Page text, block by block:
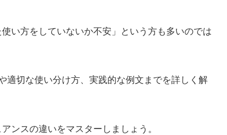
い方をしていないか不安」という方も多いのでは
適切な使い分け方、実践的な例文までを詳しく解
ンスの違いをマスターしましょう。